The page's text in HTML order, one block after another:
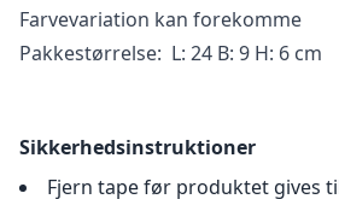
Farvevariation kan forekomme
Pakkestørrelse: L: 24 B: 9 H: 6 cm
Sikkerhedsinstruktioner
Fjern tape før produktet gives